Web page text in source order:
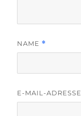
NAME *
E-MAIL-ADRESSE